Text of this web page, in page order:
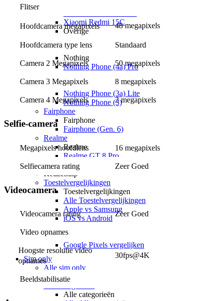
Xiaomi Redmi 15C
Overige
Nothing
Nothing
Nothing Phone (4a) Pro
Nothing Phone (3a) Pro
Nothing Phone (3a) Lite
Nothing Phone (3)
Fairphone
Fairphone
Fairphone (Gen. 6)
Realme
Realme
Realme GT 8 Pro
Realme GT 7 Pro
Keuzehulp
Toestelvergelijkingen
Toestelvergelijkingen
Alle Toestelvergelijkingen
Apple vs Samsung
iOS vs Android
Samsung Galaxy vergelijken
Google Pixels vergelijken
Sim only
Alle sim only
Categorieën
Alle categorieën
Flitser
Hoofdcamera megapixels 48 megapixels
Hoofdcamera type lens Standaard
Camera 2 Megapixels 50 megapixels
Camera 3 Megapixels 8 megapixels
Camera 4 Megapixels 2 megapixels
Selfie-camera
Megapixels hoofdlens 16 megapixels
Selfiecamera rating Zeer Goed
Videocamera
Videocamera rating Zeer Goed
Video opnames
Hoogste resolutie video
opnames
30fps@4K
Beeldstabilisatie